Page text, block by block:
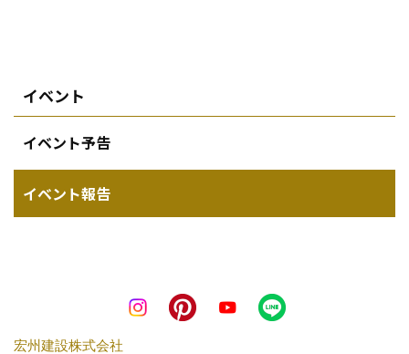
イベント
イベント予告
イベント報告
宏州建設株式会社